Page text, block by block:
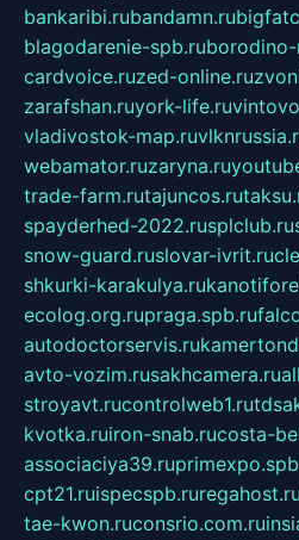
bankaribi.rubandamn.ru
blagodarenie-spb.ru
cardvoice.ruzed-online.ru
zarafshan.ruyork-life.ru
vladivostok-map.ru
webamator.ruzaryna.ru
trade-farm.rutajuncos.ru
spayderhed-2022.rusplclub.ru
snow-guard.ruslovar-ivrit.ru
shkurki-karakulya.ru
ecolog.org.rupraga.spb.ru
autodoctorservis.ru
avto-vozim.rusakhcamera.ru
stroyavt.rucontrolweb1.ru
kvotka.ruiron-snab.rucosta-
associaciya39.ru
cpt21.ruispecspb.ruregahost.ru
tae-kwon.ruconsrio.com.ru